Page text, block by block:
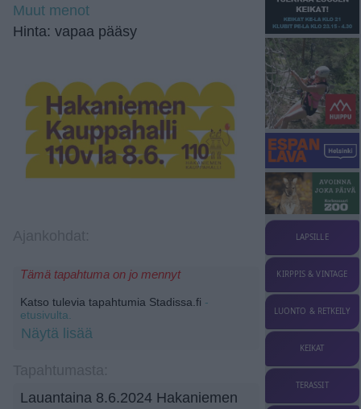
Muut menot
Hinta: vapaa pääsy
Tämä tapahtuma on jo mennyt
Katso tulevia tapahtumia Stadissa.fi -
etusivulta.
Näytä lisää
Lauantaina 8.6.2024 Hakaniemen
LAPSILLE
KIRPPIS & VINTAGE
LUONTO & RETKEILY
KEIKAT
TERASSIT